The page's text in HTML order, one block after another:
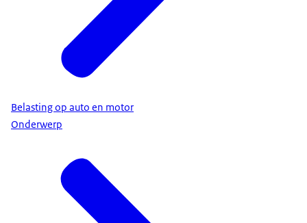
Belasting op auto en motor
Onderwerp